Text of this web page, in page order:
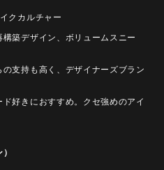
クカルチャー
築デザイン、ボリュームスニー
支持も高く、デザイナーズブラン
好きにおすすめ。クセ強めのアイ